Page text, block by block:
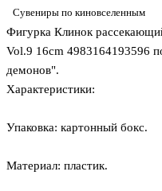
Сувениры по киновселенным
Фигурка Клинок
Vol.9 16cm 4983164193596
демонов".
Характеристики:
Упаковка: картонный бокс.
Материал: пластик.